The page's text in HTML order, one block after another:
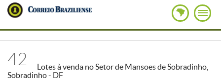
42
Lotes à venda no Setor de Mansoes de Sobradinho,
Sobradinho - DF